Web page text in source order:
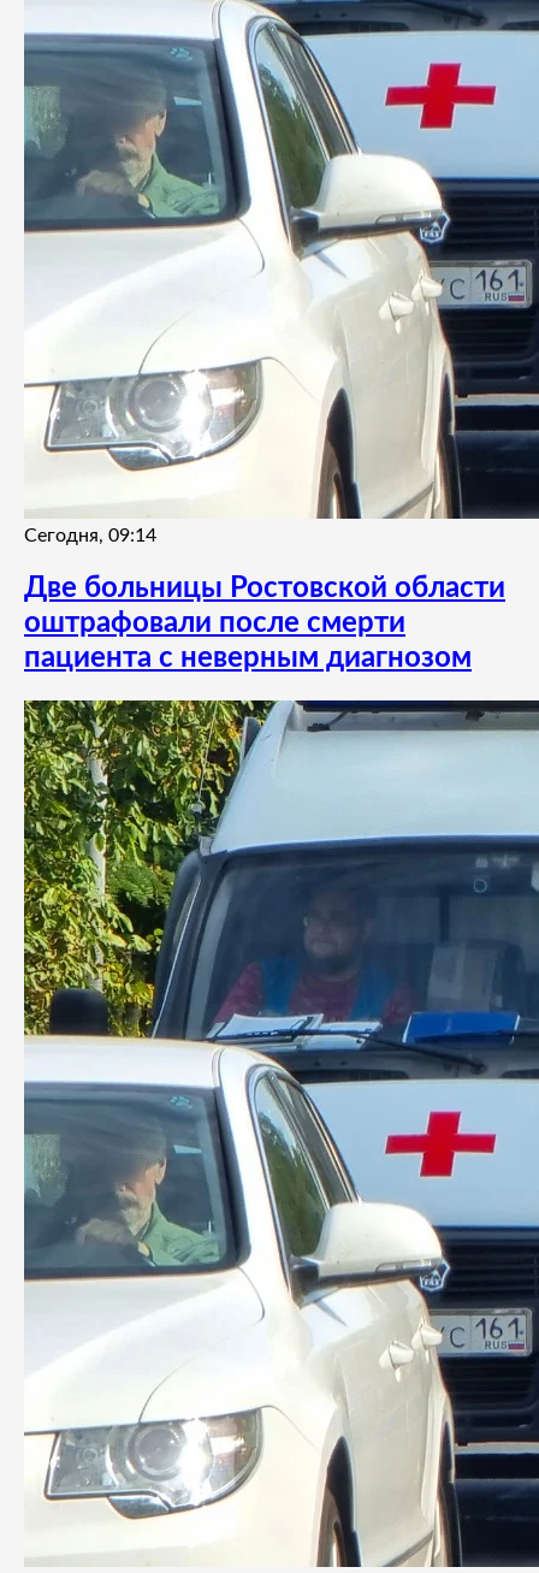
Сегодня, 09:14
Две больницы Ростовской области
оштрафовали после смерти
пациента с неверным диагнозом